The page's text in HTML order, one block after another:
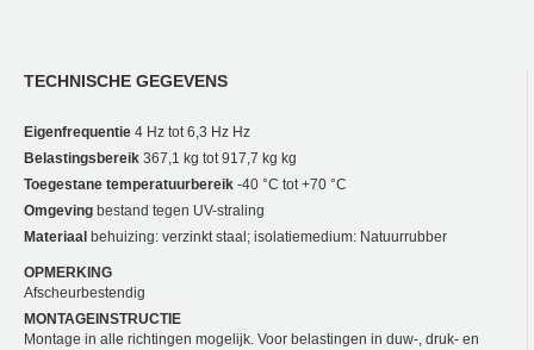
TECHNISCHE GEGEVENS
Eigenfrequentie 4 Hz tot 6,3 Hz Hz
Belastingsbereik 367,1 kg tot 917,7 kg kg
Toegestane temperatuurbereik -40 °C tot +70 °C
Omgeving bestand tegen UV-straling
Materiaal behuizing: verzinkt staal; isolatiemedium: Natuurrubber
OPMERKING
Afscheurbestendig
MONTAGEINSTRUCTIE
Montage in alle richtingen mogelijk. Voor belastingen in duw-, druk- en